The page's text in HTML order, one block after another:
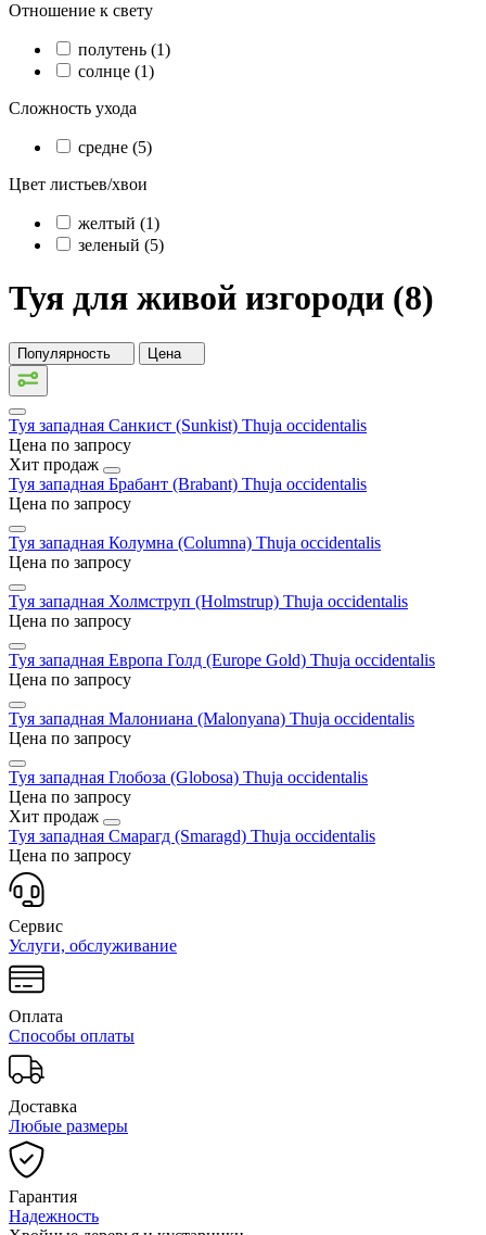
Отношение к свету
полутень (1)
солнце (1)
Сложность ухода
средне (5)
Цвет листьев/хвои
желтый (1)
зеленый (5)
Туя для живой изгороди (8)
Популярность Цена
Туя западная Санкист (Sunkist) Thuja occidentalis
Цена по запросу
Хит продаж
Туя западная Брабант (Brabant) Thuja occidentalis
Цена по запросу
Туя западная Колумна (Columna) Thuja occidentalis
Цена по запросу
Туя западная Холмструп (Holmstrup) Thuja occidentalis
Цена по запросу
Туя западная Европа Голд (Europe Gold) Thuja occidentalis
Цена по запросу
Туя западная Малониана (Malonyana) Thuja occidentalis
Цена по запросу
Туя западная Глобоза (Globosa) Thuja occidentalis
Цена по запросу
Хит продаж
Туя западная Смарагд (Smaragd) Thuja occidentalis
Цена по запросу
Сервис
Услуги, обслуживание
Оплата
Способы оплаты
Доставка
Любые размеры
Гарантия
Надежность